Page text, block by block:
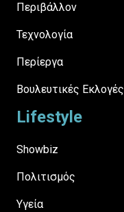
Περιβάλλον
Τεχνολογία
Περίεργα
Βουλευτικές Εκλογές
Lifestyle
Showbiz
Πολιτισμός
Υγεία